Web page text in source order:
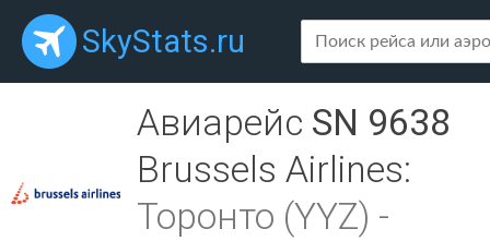
SkyStats.ru
Авиарейс SN 9638
Brussels Airlines:
Торонто (YYZ) -